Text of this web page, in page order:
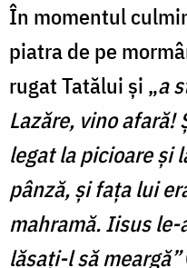
În momentul
piatra de pe
rugat Tatălui și „a
Lazăre, vino
legat la picioare și
pânză, și fața lui
mahramă. Iisus
lăsați-l să meargă”